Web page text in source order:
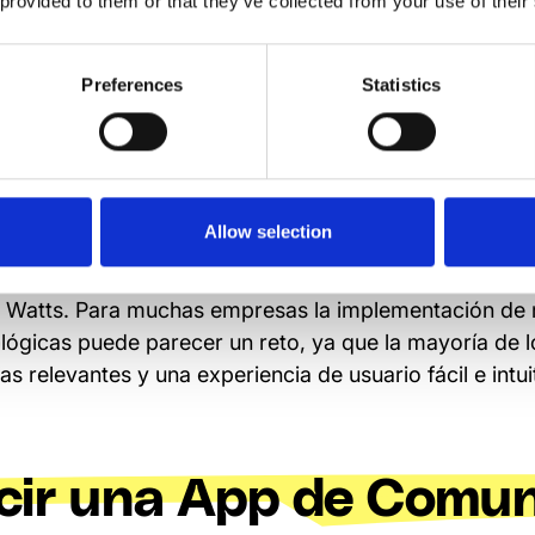
Preferences Statistics
Allow selection
baja".
de trabajadores está formada por muchos
encontrar una solución móvil y muy visual para
Para muchas empresas la implementación de
puede parecer un reto, ya que la mayoría de
relevantes y una experiencia de usuario fácil e
una App de